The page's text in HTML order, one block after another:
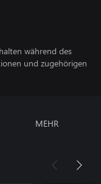
während des
und zugehörigen
MEHR